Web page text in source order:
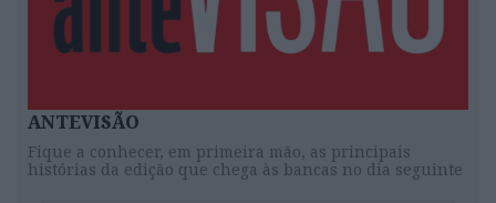
ANTEVISÃO
Fique a conhecer, em primeira mão, as principais
histórias da edição que chega às bancas no dia seguinte